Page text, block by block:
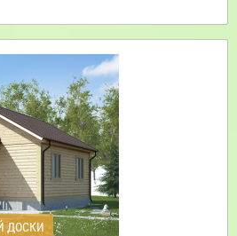
ДОСКИ